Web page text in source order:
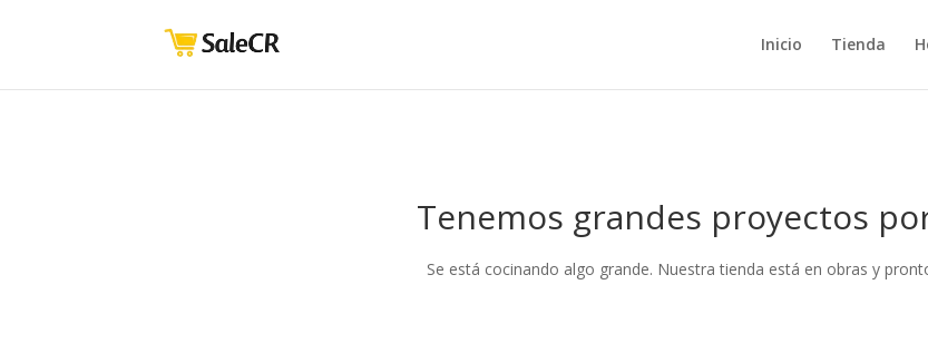
Inicio Tienda
Tenemos grandes proyectos
Se está cocinando algo grande. Nuestra tienda está en obras y